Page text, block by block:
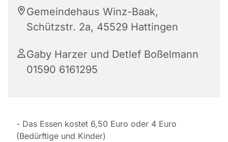
Gemeindehaus Winz-Baak,
Schützstr. 2a, 45529 Hattingen
Gaby Harzer und Detlef Boßelmann
01590 6161295
- Das Essen kostet 6,50 Euro oder 4 Euro
(Bedürftige und Kinder)